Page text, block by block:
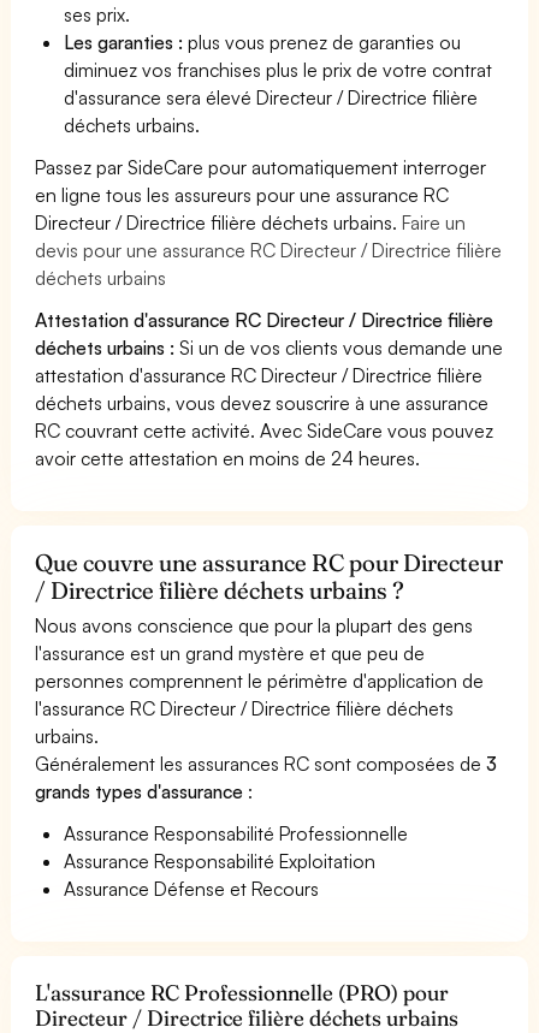
ses prix.
Les garanties :plus vous prenez de garanties ou
diminuez vos franchises plus le prix de votre contrat
d'assurance sera élevé Directeur / Directrice filière
déchets urbains.
Passez par SideCare pour automatiquement interroger
en ligne tous les assureurs pour une assurance RC
Directeur / Directrice filière déchets urbains.Faire un
devis pour une assurance RC Directeur / Directrice filière
déchets urbains
Attestation d'assurance RC Directeur / Directrice filière
déchets urbains : Si un de vos clients vous demande une
attestation d'assurance RC Directeur / Directrice filière
déchets urbains, vous devez souscrire à une assurance
RC couvrant cette activité. Avec SideCare vous pouvez
avoir cette attestation en moins de 24 heures.
Que couvre une assurance RC pour Directeur
/ Directrice filière déchets urbains ?
Nous avons conscience que pour la plupart des gens
l'assurance est un grand mystère et que peu de
personnes comprennent le périmètre d'application de
l'assurance RC Directeur / Directrice filière déchets
urbains.
Généralement les assurances RC sont composées de3
grands types d'assurance :
Assurance Responsabilité Professionnelle
Assurance Responsabilité Exploitation
Assurance Défense et Recours
L'assurance RC Professionnelle (PRO) pour
Directeur / Directrice filière déchets urbains